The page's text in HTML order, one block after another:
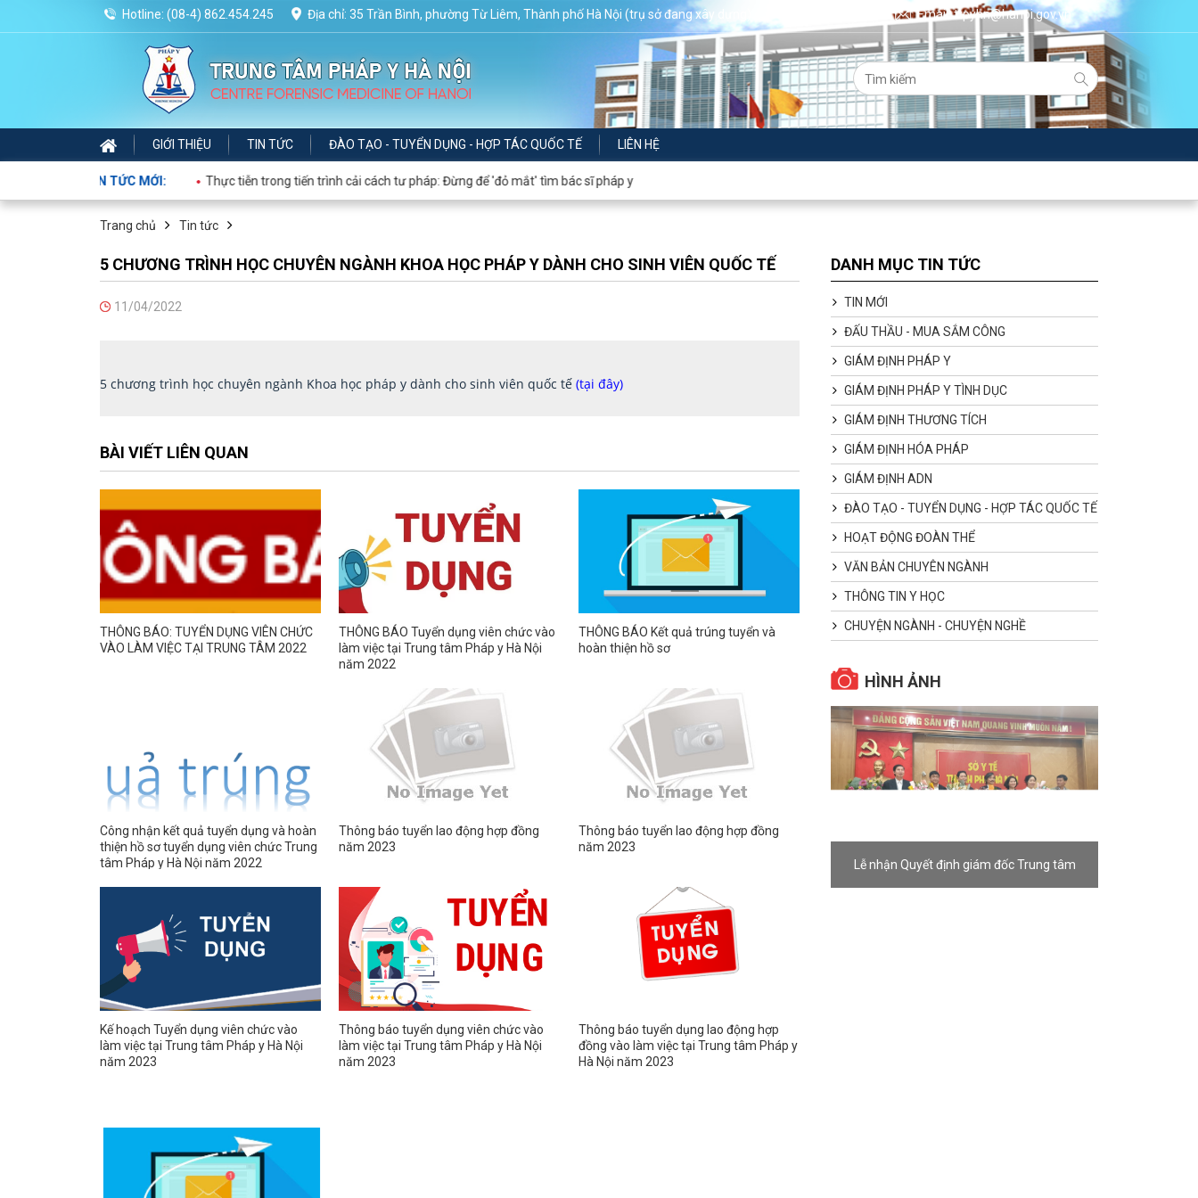
Hotline: (08-4) 862.454.245 Địa chỉ: 35 Trần Bình, phường Từ Liêm, Thành phố Hà Nội (trụ sở đang xây dựng) Email: ttpyhn@hanoi.gov.vn
GIỚI THIỆU TIN TỨC ĐÀO TẠO - TUYỂN DỤNG - HỢP TÁC QUỐC TẾ LIÊN HỆ
TIN TỨC MỚI: Thực tiễn trong tiến trình cải cách tư pháp: Đừng để 'đỏ mắt' tìm bác sĩ pháp y
Trang chủ Tin tức
5 CHƯƠNG TRÌNH HỌC CHUYÊN NGÀNH KHOA HỌC PHÁP Y DÀNH CHO SINH VIÊN QUỐC TẾ
11/04/2022
5 chương trình học chuyên ngành Khoa học pháp y dành cho sinh viên quốc tế (tại đây)
BÀI VIẾT LIÊN QUAN
THÔNG BÁO: TUYỂN DỤNG VIÊN CHỨC
VÀO LÀM VIỆC TẠI TRUNG TÂM 2022
THÔNG BÁO Tuyển dụng viên chức vào
làm việc tại Trung tâm Pháp y Hà Nội
năm 2022
THÔNG BÁO Kết quả trúng tuyển và
hoàn thiện hồ sơ
Công nhận kết quả tuyển dụng và hoàn
thiện hồ sơ tuyển dụng viên chức Trung
tâm Pháp y Hà Nội năm 2022
Thông báo tuyển lao động hợp đồng
năm 2023
Thông báo tuyển lao động hợp đồng
năm 2023
Kế hoạch Tuyển dụng viên chức vào
làm việc tại Trung tâm Pháp y Hà Nội
năm 2023
Thông báo tuyển dụng viên chức vào
làm việc tại Trung tâm Pháp y Hà Nội
năm 2023
Thông báo tuyển dụng lao động hợp
đồng vào làm việc tại Trung tâm Pháp y
Hà Nội năm 2023
DANH MỤC TIN TỨC
TIN MỚI
ĐẤU THẦU - MUA SẮM CÔNG
GIÁM ĐỊNH PHÁP Y
GIÁM ĐỊNH PHÁP Y TÌNH DỤC
GIÁM ĐỊNH THƯƠNG TÍCH
GIÁM ĐỊNH HÓA PHÁP
GIÁM ĐỊNH ADN
ĐÀO TẠO - TUYỂN DỤNG - HỢP TÁC QUỐC TẾ
HOẠT ĐỘNG ĐOÀN THỂ
VĂN BẢN CHUYÊN NGÀNH
THÔNG TIN Y HỌC
CHUYỆN NGÀNH - CHUYỆN NGHỀ
HÌNH ẢNH
Lễ nhận Quyết định giám đốc Trung tâm